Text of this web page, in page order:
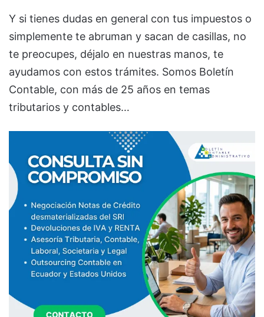
Y si tienes dudas en general con tus impuestos o
simplemente te abruman y sacan de casillas, no
te preocupes, déjalo en nuestras manos, te
ayudamos con estos trámites. Somos Boletín
Contable, con más de 25 años en temas
tributarios y contables…